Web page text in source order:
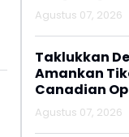
Agustus 07, 2026
Taklukkan
Amankan
Canadian
Agustus 07, 2026